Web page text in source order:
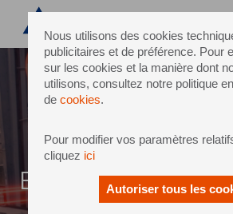
Nous utilisons des cookies
publicitaires et de préférence. Pour
sur les cookies et la manière dont
utilisons, consultez notre politique
de cookies.
Pour modifier vos paramètres
cliquez ici
Autoriser tous les
Evo-ON®